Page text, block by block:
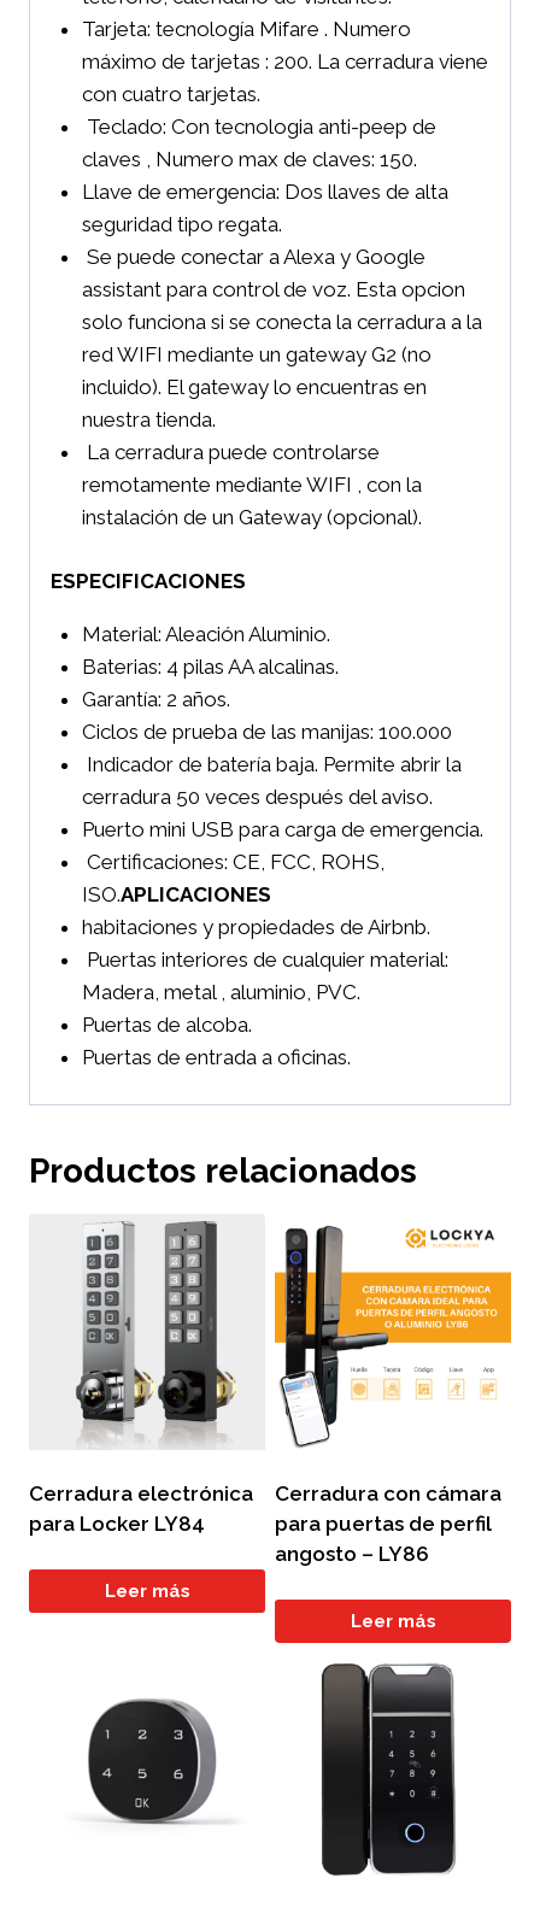
Tarjeta: tecnología Mifare . Numero
máximo de tarjetas : 200. La cerradura viene
con cuatro tarjetas.
Teclado: Con tecnologia anti-peep de
claves , Numero max de claves: 150.
Llave de emergencia: Dos llaves de alta
seguridad tipo regata.
Se puede conectar a Alexa y Google
assistant para control de voz. Esta opcion
solo funciona si se conecta la cerradura a la
red WIFI mediante un gateway G2 (no
incluido). El gateway lo encuentras en
nuestra tienda.
La cerradura puede controlarse
remotamente mediante WIFI , con la
instalación de un Gateway (opcional).
ESPECIFICACIONES
Material: Aleación Aluminio.
Baterias: 4 pilas AA alcalinas.
Garantía: 2 años.
Ciclos de prueba de las manijas: 100.000
Indicador de batería baja. Permite abrir la
cerradura 50 veces después del aviso.
Puerto mini USB para carga de emergencia.
Certificaciones: CE, FCC, ROHS,
ISO.APLICACIONES
habitaciones y propiedades de Airbnb.
Puertas interiores de cualquier material:
Madera, metal , aluminio, PVC.
Puertas de alcoba.
Puertas de entrada a oficinas.
Productos relacionados
Cerradura electrónica
para Locker LY84
Leer más
Cerradura con cámara
para puertas de perfil
angosto – LY86
Leer más